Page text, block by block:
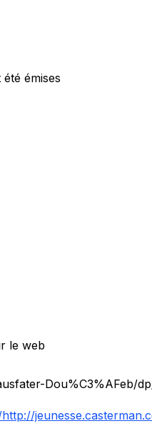
émises
le web
Dou%C3%AFeb/